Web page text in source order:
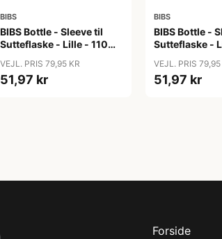
BIBS
BIBS Bottle - Sleeve til
Sutteflaske - Lille - 110ml
VEJL. PRIS 79,95 KR
51,97 kr
BIBS
BIBS Bottle -
Sutteflaske -
Blue
VEJL. PRIS 79,95
51,97 kr
Forside